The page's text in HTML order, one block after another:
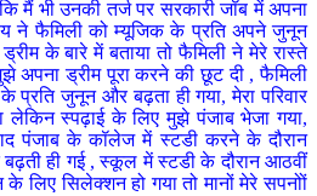
मैं भी उनकी तर्ज पर सरकारी जॉब में अपना
ने फैमिली को म्यूजिक के प्रति अपने जुनून
के बारे में बताया तो फैमिली ने मेरे रास्ते
अपना ड्रीम पूरा करने की छूट दी , फैमिली
प्रति जुनून और बढ़ता ही गया, मेरा परिवार
लेकिन स्पढ़ाई के लिए मुझे पंजाब भेजा गया,
पंजाब के कॉलेज में स्टडी करने के दौरान
बढ़ती ही गई , स्कूल में स्टडी के दौरान आठवीं
सिलेक्शन हो गया तो मानों मेरे सपनोों